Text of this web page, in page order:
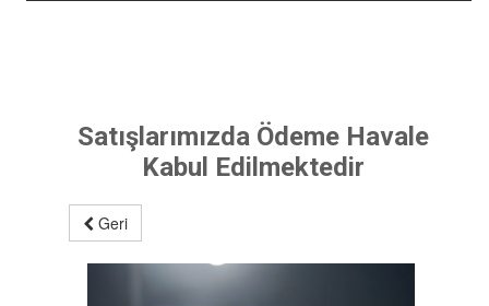
Satışlarımızda Ödeme Havale
Kabul Edilmektedir
Geri